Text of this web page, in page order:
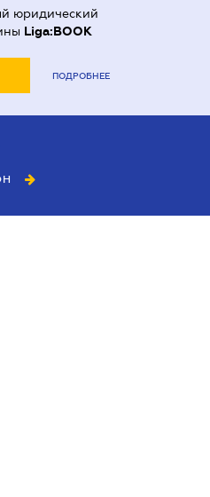
юридический
Liga:BOOK
ПОДРОБНЕЕ